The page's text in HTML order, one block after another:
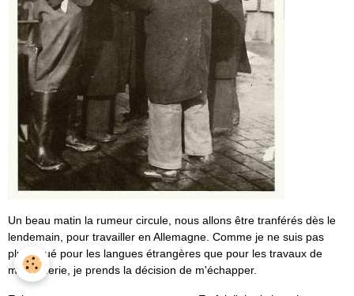
Un beau matin la rumeur circule, nous allons être tranférés dès le
lendemain, pour travailler en Allemagne. Comme je ne suis pas
plus doué pour les langues étrangères que pour les travaux de
maçonnerie, je prends la décision de m'échapper.